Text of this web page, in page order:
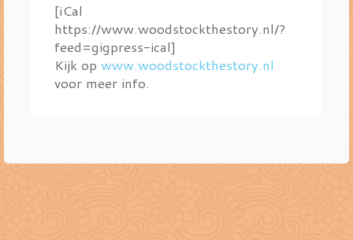
[iCal
https://www.woodstockthestory.nl/?
feed=gigpress-ical]
Kijk op www.woodstockthestory.nl
voor meer info.